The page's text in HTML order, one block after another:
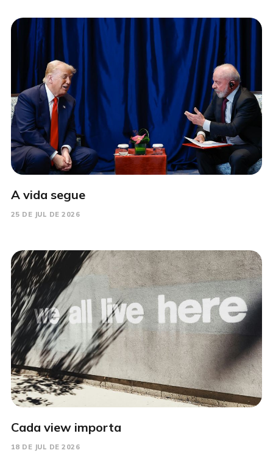
A vida segue
25 DE JUL DE 2026
Cada view importa
18 DE JUL DE 2026